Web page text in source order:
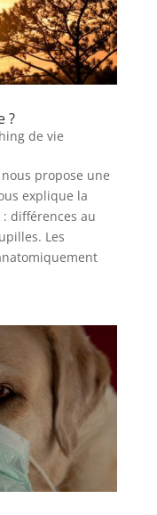
?
de vie
propose une
explique la
différences au
Les